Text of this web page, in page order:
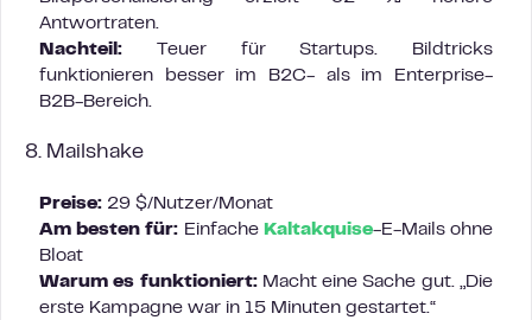
Antwortraten.
Nachteil: Teuer für Startups. Bildtricks
funktionieren besser im B2C- als im Enterprise-
B2B-Bereich.
8. Mailshake
Preise: 29 $/Nutzer/Monat
Am besten für: Einfache Kaltakquise-E-Mails ohne
Bloat
Warum es funktioniert:Macht eine Sache gut. „Die
erste Kampagne war in 15 Minuten gestartet.“